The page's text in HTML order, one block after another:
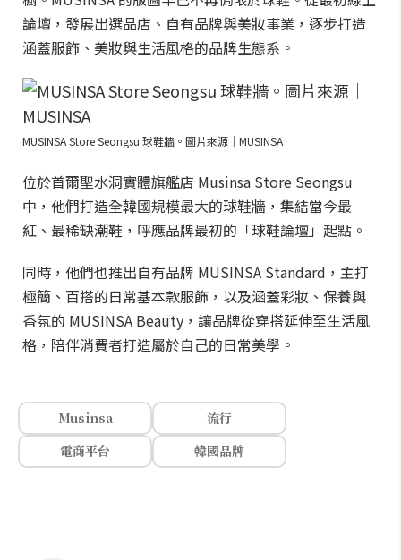
論壇，發展出選品店、自有品牌與美妝事業，逐步打造
涵蓋服飾、美妝與生活風格的品牌生態系。
MUSINSA Store Seongsu 球鞋牆。圖片來源｜MUSINSA
位於首爾聖水洞實體旗艦店 Musinsa Store Seongsu
中，他們打造全韓國規模最大的球鞋牆，集結當今最
紅、最稀缺潮鞋，呼應品牌最初的「球鞋論壇」起點。
同時，他們也推出自有品牌 MUSINSA Standard，主打
極簡、百搭的日常基本款服飾，以及涵蓋彩妝、保養與
香氛的 MUSINSA Beauty，讓品牌從穿搭延伸至生活風
格，陪伴消費者打造屬於自己的日常美學。
Musinsa
流行
電商平台
韓國品牌